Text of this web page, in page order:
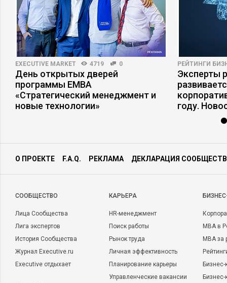
EXECUTIVE MARKET 4719 0
День открытых дверей
программы ЕМВА
«Стратегический менеджмент и
новые технологии»
РЕЙТИНГИ
Эксперты
году.
О ПРОЕКТЕ F.A.Q. РЕКЛАМА ДЕКЛАРАЦИЯ
CООБЩЕСТВО
Лица Сообщества
Лига экспертов
История Сообщества
Журнал Executive.ru
Executive отдыхает
КАРЬЕРА
HR-менеджмент
Поиск работы
Рынок труда
Личная эффективность
Планирование карьеры
Управленческие вакансии
MBA в
MBA
Бизнес-